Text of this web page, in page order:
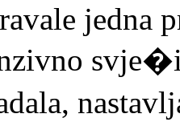
jedna